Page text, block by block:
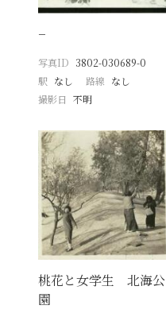
−
写真ID 3802-030689-0
駅 なし 路線 なし
撮影日
不明
桃花と女学生 北海公
園